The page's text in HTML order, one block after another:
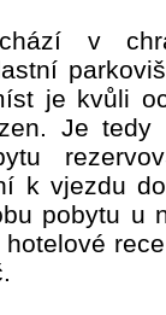
v
je kvůli
Je
k vjezdu
pobytu u